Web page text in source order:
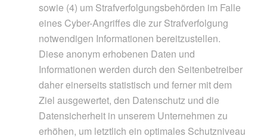
sowie (4) um Strafverfolgungsbehörden im Falle
eines Cyber-Angriffes die zur Strafverfolgung
notwendigen Informationen bereitzustellen.
Diese anonym erhobenen Daten und
Informationen werden durch den Seitenbetreiber
daher einerseits statistisch und ferner mit dem
Ziel ausgewertet, den Datenschutz und die
Datensicherheit in unserem Unternehmen zu
erhöhen, um letztlich ein optimales Schutzniveau